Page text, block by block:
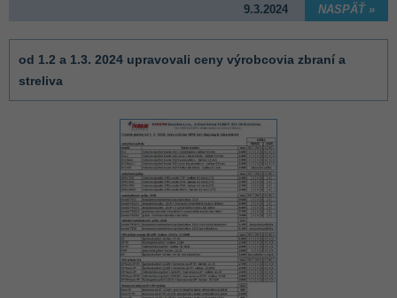
9.3.2024 NASPÄŤ »
od 1.2 a 1.3. 2024 upravovali ceny výrobcovia zbraní a
streliva